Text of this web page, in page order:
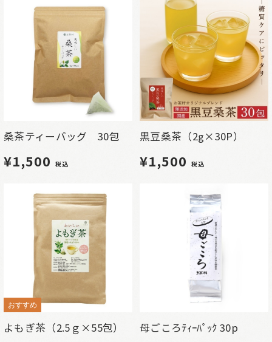
桑茶ティーバッグ 30包
¥1,500 税込
黒豆桑茶（2g×30P）
¥1,500 税込
おすすめ
よもぎ茶（2.5ｇ×55包） 母ごころﾃｨｰﾊﾟｯｸ 30p